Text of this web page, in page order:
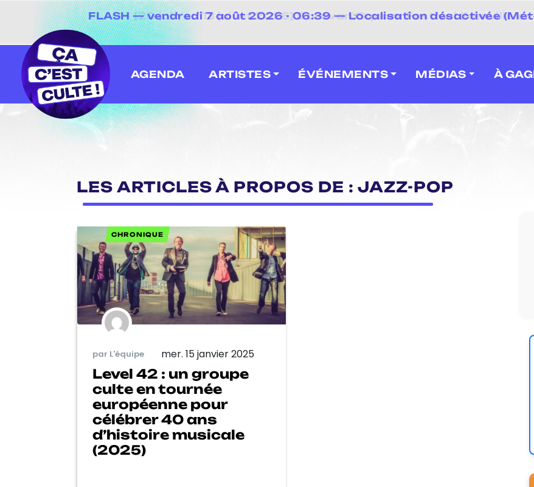
⚡
FLASH — vendredi 7 août 2026 - 06:39 — Localisation désactivée
[20 juin au 13 juillet 2026] Caravan' Square Festival (Neuville-
AGENDA ARTISTES ÉVÉNEMENTS MÉDIAS À
LES ARTICLES À PROPOS DE : JAZZ-POP
CHRONIQUE
par L'équipe mer. 15 janvier 2025
Level 42 : un groupe
culte en tournée
européenne pour
célébrer 40 ans
d’histoire musicale
(2025)